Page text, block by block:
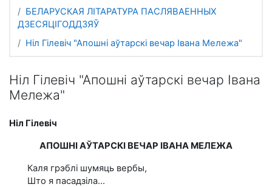
БЕЛАРУСКАЯ ЛІТАРАТУРА ПАСЛЯВАЕННЫХ
ДЗЕСЯЦІГОДДЗЯЎ
Ніл Гілевіч "Апошні аўтарскі вечар Івана Мележа"
Ніл Гілевіч "Апошні аўтарскі вечар Івана
Мележа"
Ніл Гілевіч
АПОШНІ АЎТАРСКІ ВЕЧАР ІВАНА МЕЛЕЖА
Каля грэблі шумяць вербы,
Што я пасадзіла...